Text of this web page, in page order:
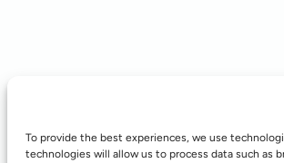
To provide the best experiences, we use
technologies will allow us to process data such as